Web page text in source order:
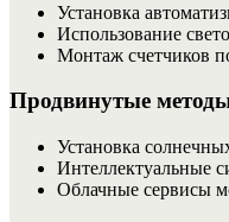
Установка
Использование
Монтаж счетчиков
Продвинутые
Установка
Интеллектуальные
Облачные сервисы